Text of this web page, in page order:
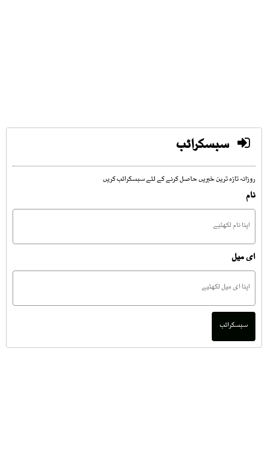
سبسکرائب
روزانہ تازہ ترین خبریں حاصل کرنے کے لئے سبسکرائب کریں
نام
ای میل
سبسکرائب